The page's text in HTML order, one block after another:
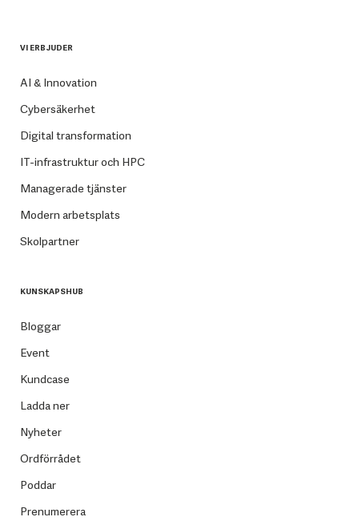
VI ERBJUDER
AI & Innovation
Cybersäkerhet
Digital transformation
IT-infrastruktur och HPC
Managerade tjänster
Modern arbetsplats
Skolpartner
KUNSKAPSHUB
Bloggar
Event
Kundcase
Ladda ner
Nyheter
Ordförrådet
Poddar
Prenumerera